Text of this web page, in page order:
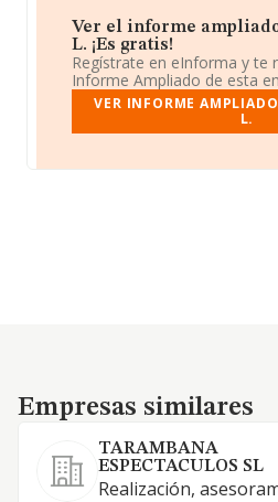
Ver el informe
L. ¡Es gratis!
Regístrate en eInforma y te
Informe Ampliado de esta
VER INFORME
L.
Empresas similares
Empresas similares
TARAMBANA
ESPECTACULOS SL
Realización,